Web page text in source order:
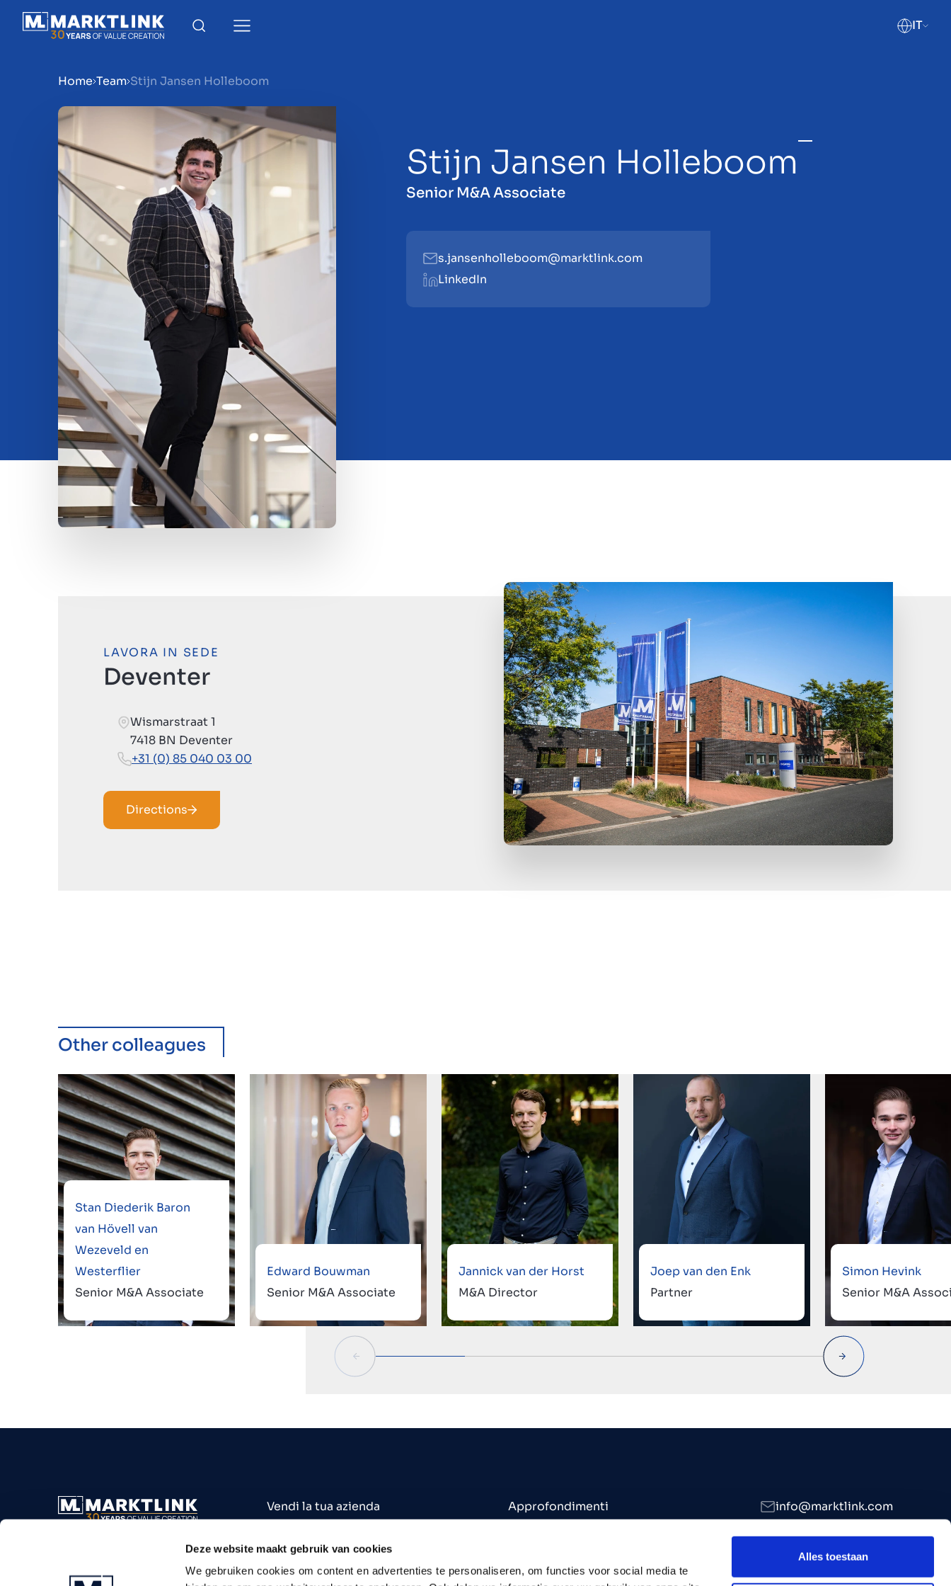
Deze website maakt gebruik van cookies
We gebruiken cookies om content en advertenties te personaliseren, om functies voor social media te
Alles toestaan
IT
Menu
Prepara la tua azienda per la vendita
Approfondimenti
Contatto
Home Team Stijn Jansen Holleboom
Stijn Jansen Holleboom
Senior M&A Associate
s.jansenholleboom@marktlink.com
LinkedIn
LAVORA IN SEDE
Deventer
Wismarstraat 1
7418 BN Deventer
+31 (0) 85 040 03 00
Directions
Other colleagues
Stan Diederik Baron
van Hövell van
Wezeveld en
Westerflier
Senior M&A Associate
Edward Bouwman
Senior M&A Associate
Jannick van der Horst
M&A Director
Joep van den Enk
Partner
Simon Hevink
Senior M&A
Vendi la tua azienda
Attività in vendita
Settori
Approfondimenti
Opportunità di lavoro
info@marktlink.com
LinkedIn